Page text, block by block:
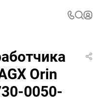
Orin
0050-